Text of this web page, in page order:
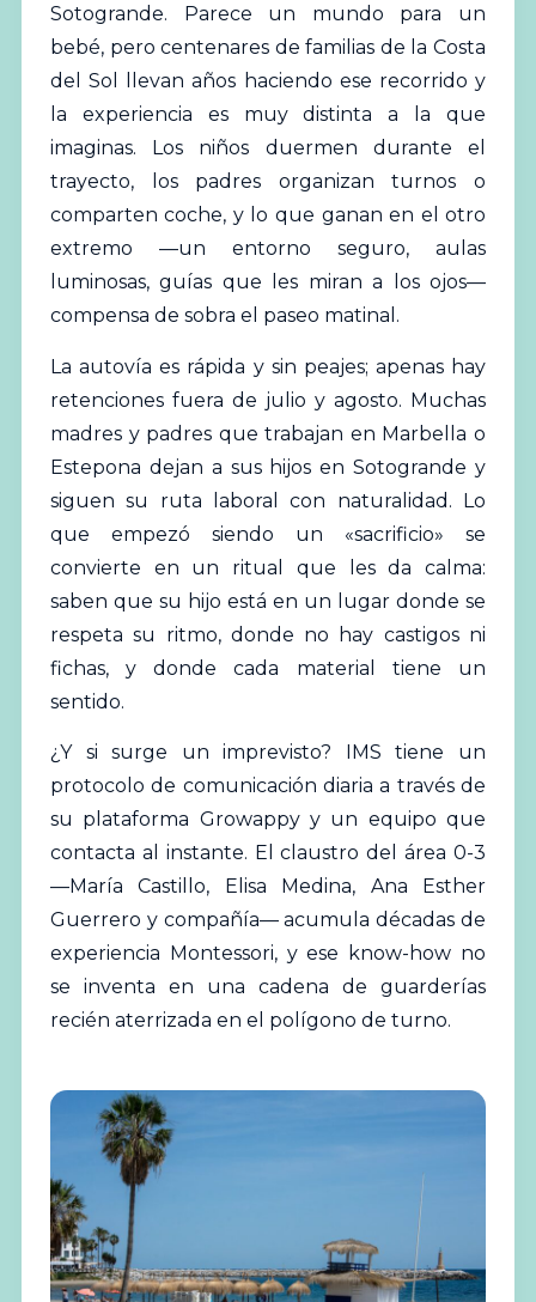
Sotogrande. Parece un mundo para un
bebé, pero centenares de familias de la Costa
del Sol llevan años haciendo ese recorrido y
la experiencia es muy distinta a la que
imaginas. Los niños duermen durante el
trayecto, los padres organizan turnos o
comparten coche, y lo que ganan en el otro
extremo —un entorno seguro, aulas
luminosas, guías que les miran a los ojos—
compensa de sobra el paseo matinal.
La autovía es rápida y sin peajes; apenas hay
retenciones fuera de julio y agosto. Muchas
madres y padres que trabajan en Marbella o
Estepona dejan a sus hijos en Sotogrande y
siguen su ruta laboral con naturalidad. Lo
que empezó siendo un «sacrificio» se
convierte en un ritual que les da calma:
saben que su hijo está en un lugar donde se
respeta su ritmo, donde no hay castigos ni
fichas, y donde cada material tiene un
sentido.
¿Y si surge un imprevisto? IMS tiene un
protocolo de comunicación diaria a través de
su plataforma Growappy y un equipo que
contacta al instante. El claustro del área 0-3
—María Castillo, Elisa Medina, Ana Esther
Guerrero y compañía— acumula décadas de
experiencia Montessori, y ese know-how no
se inventa en una cadena de guarderías
recién aterrizada en el polígono de turno.